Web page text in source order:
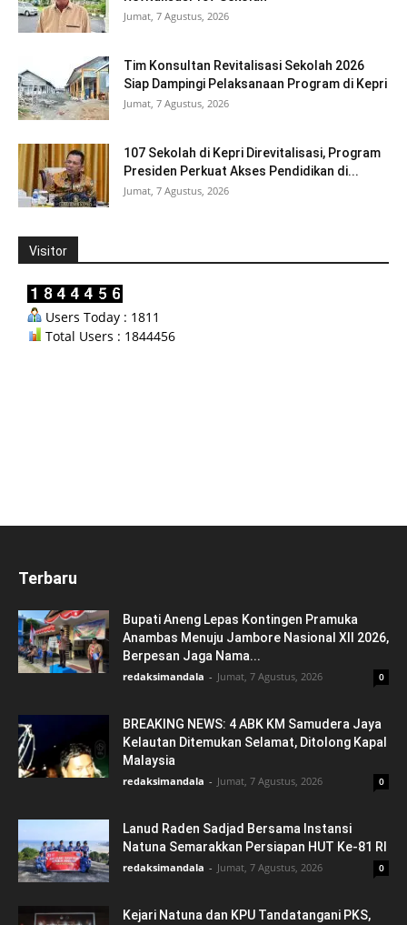
Jumat, 7 Agustus, 2026
Tim Konsultan Revitalisasi Sekolah 2026
Siap Dampingi Pelaksanaan Program di Kepri
Jumat, 7 Agustus, 2026
107 Sekolah di Kepri Direvitalisasi, Program
Presiden Perkuat Akses Pendidikan di...
Jumat, 7 Agustus, 2026
Visitor
Users Today : 1811
Total Users : 1844456
Terbaru
Bupati Aneng Lepas Kontingen Pramuka
Anambas Menuju Jambore Nasional XII 2026,
Berpesan Jaga Nama...
redaksimandala - Jumat, 7 Agustus, 2026 0
BREAKING NEWS: 4 ABK KM Samudera Jaya
Kelautan Ditemukan Selamat, Ditolong Kapal
Malaysia
redaksimandala - Jumat, 7 Agustus, 2026 0
Lanud Raden Sadjad Bersama Instansi
Natuna Semarakkan Persiapan HUT Ke-81 RI
redaksimandala - Jumat, 7 Agustus, 2026 0
Kejari Natuna dan KPU Tandatangani PKS,